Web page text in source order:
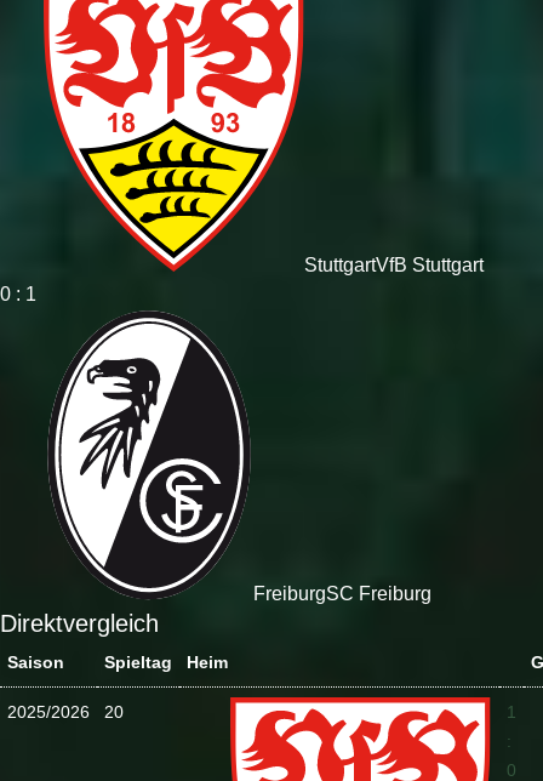
StuttgartVfB Stuttgart
0 : 1
FreiburgSC Freiburg
Direktvergleich
Saison Spieltag Heim
2025/2026 20
1
:
0